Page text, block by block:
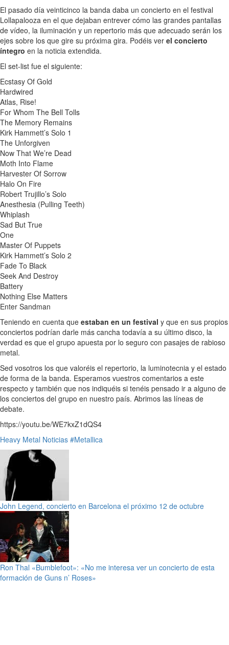
El pasado día veinticinco la banda daba un concierto en el festival
Lollapalooza en el que dejaban entrever cómo las grandes pantallas
de vídeo, la iluminación y un repertorio más que adecuado serán los
ejes sobre los que gire su próxima gira. Podéis ver el concierto
íntegro en la noticia extendida.
El set-list fue el siguiente:
Ecstasy Of Gold
Hardwired
Atlas, Rise!
For Whom The Bell Tolls
The Memory Remains
Kirk Hammett’s Solo 1
The Unforgiven
Now That We’re Dead
Moth Into Flame
Harvester Of Sorrow
Halo On Fire
Robert Trujillo’s Solo
Anesthesia (Pulling Teeth)
Whiplash
Sad But True
One
Master Of Puppets
Kirk Hammett’s Solo 2
Fade To Black
Seek And Destroy
Battery
Nothing Else Matters
Enter Sandman
Teniendo en cuenta que estaban en un festival y que en sus propios
conciertos podrían darle más cancha todavía a su último disco, la
verdad es que el grupo apuesta por lo seguro con pasajes de rabioso
metal.
Sed vosotros los que valoréis el repertorio, la luminotecnia y el estado
de forma de la banda. Esperamos vuestros comentarios a este
respecto y también que nos indiquéis si tenéis pensado ir a alguno de
los conciertos del grupo en nuestro país. Abrimos las líneas de
debate.
https://youtu.be/WE7kxZ1dQS4
Heavy Metal Noticias #Metallica
John Legend, concierto en Barcelona el próximo 12 de octubre
Ron Thal «Bumblefoot»: «No me interesa ver un concierto de esta
formación de Guns n’ Roses»